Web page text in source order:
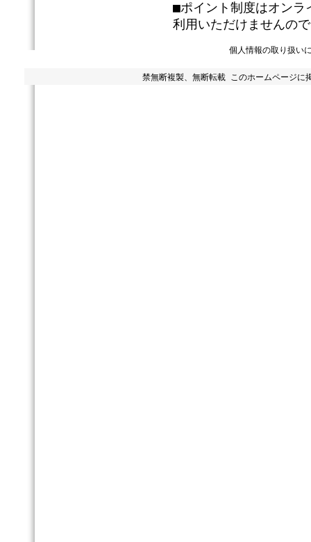
■ポイント制度はオン
利用いただけませんの
個人情報の取り扱い
禁無断複製、無断転載 このホームページに